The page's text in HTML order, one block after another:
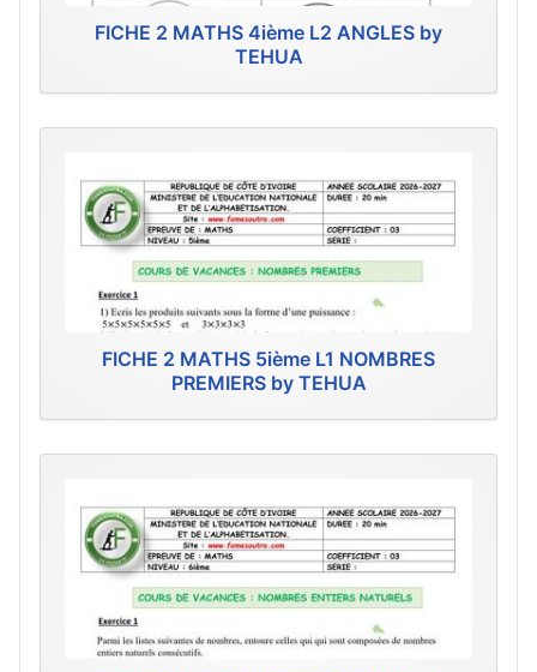
FICHE 2 MATHS 4ième L2 ANGLES by
TEHUA
FICHE 2 MATHS 5ième L1 NOMBRES
PREMIERS by TEHUA